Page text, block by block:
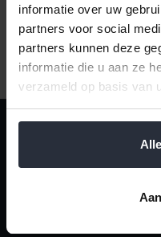
informatie over uw
partners voor social
partners kunnen deze
informatie die u aan ze
verzameld op basis van